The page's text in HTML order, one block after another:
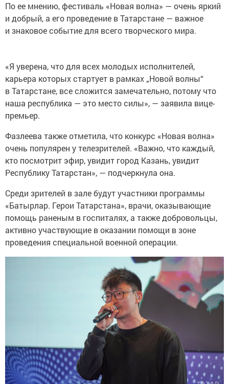
По ее мнению, фестиваль «Новая волна» — очень яркий
и добрый, а его проведение в Татарстане — важное
и знаковое событие для всего творческого мира.
«Я уверена, что для всех молодых исполнителей,
карьера которых стартует в рамках „Новой волны“
в Татарстане, все сложится замечательно, потому что
наша республика — это место силы», — заявила вице-
премьер.
Фазлеева также отметила, что конкурс «Новая волна»
очень популярен у телезрителей. «Важно, что каждый,
кто посмотрит эфир, увидит город Казань, увидит
Республику Татарстан», — подчеркнула она.
Среди зрителей в зале будут участники программы
«Батырлар. Герои Татарстана», врачи, оказывающие
помощь раненым в госпиталях, а также добровольцы,
активно участвующие в оказании помощи в зоне
проведения специальной военной операции.